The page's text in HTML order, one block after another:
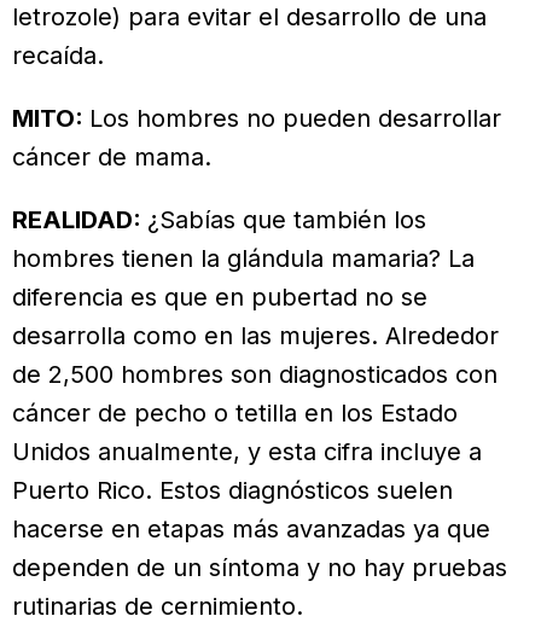
letrozole) para evitar el desarrollo de una
recaída.
MITO: Los hombres no pueden desarrollar
cáncer de mama.
REALIDAD: ¿Sabías que también los
hombres tienen la glándula mamaria? La
diferencia es que en pubertad no se
desarrolla como en las mujeres. Alrededor
de 2,500 hombres son diagnosticados con
cáncer de pecho o tetilla en los Estado
Unidos anualmente, y esta cifra incluye a
Puerto Rico. Estos diagnósticos suelen
hacerse en etapas más avanzadas ya que
dependen de un síntoma y no hay pruebas
rutinarias de cernimiento.